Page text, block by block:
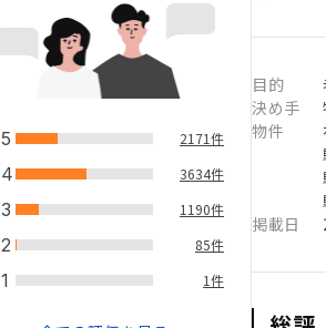
5 2171件
4 3634件
3 1190件
2 85件
1 1件
目的
決め手
物件
掲載日